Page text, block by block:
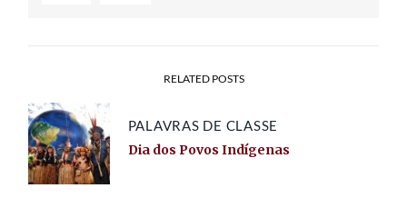
RELATED POSTS
PALAVRAS DE CLASSE
Dia dos Povos Indígenas